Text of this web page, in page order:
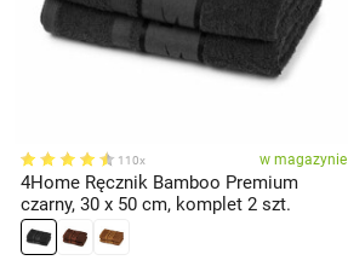
110x w magazynie
4Home Ręcznik Bamboo Premium
czarny, 30 x 50 cm, komplet 2 szt.